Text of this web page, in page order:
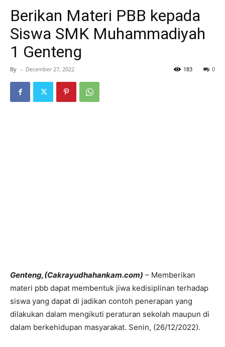
Berikan Materi PBB kepada
Siswa SMK Muhammadiyah
1 Genteng
By - December 27, 2022 0
183
Genteng,(Cakrayudhahankam.com) – Memberikan
materi pbb dapat membentuk jiwa kedisiplinan terhadap
siswa yang dapat di jadikan contoh penerapan yang
dilakukan dalam mengikuti peraturan sekolah maupun di
dalam berkehidupan masyarakat. Senin, (26/12/2022).